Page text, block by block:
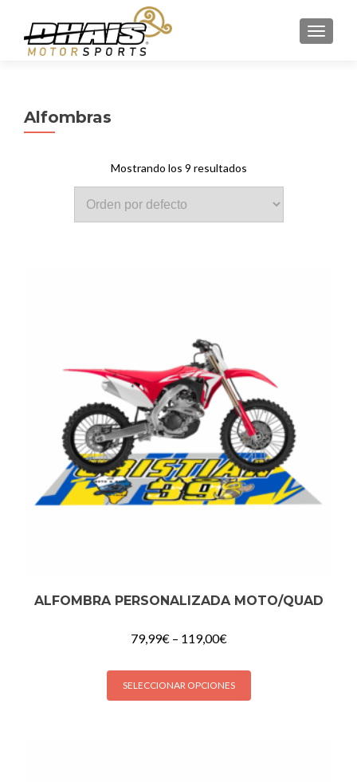
Alfombras
Mostrando los 9 resultados
ALFOMBRA PERSONALIZADA MOTO/QUAD
79,99€– 119,00€
SELECCIONAR OPCIONES